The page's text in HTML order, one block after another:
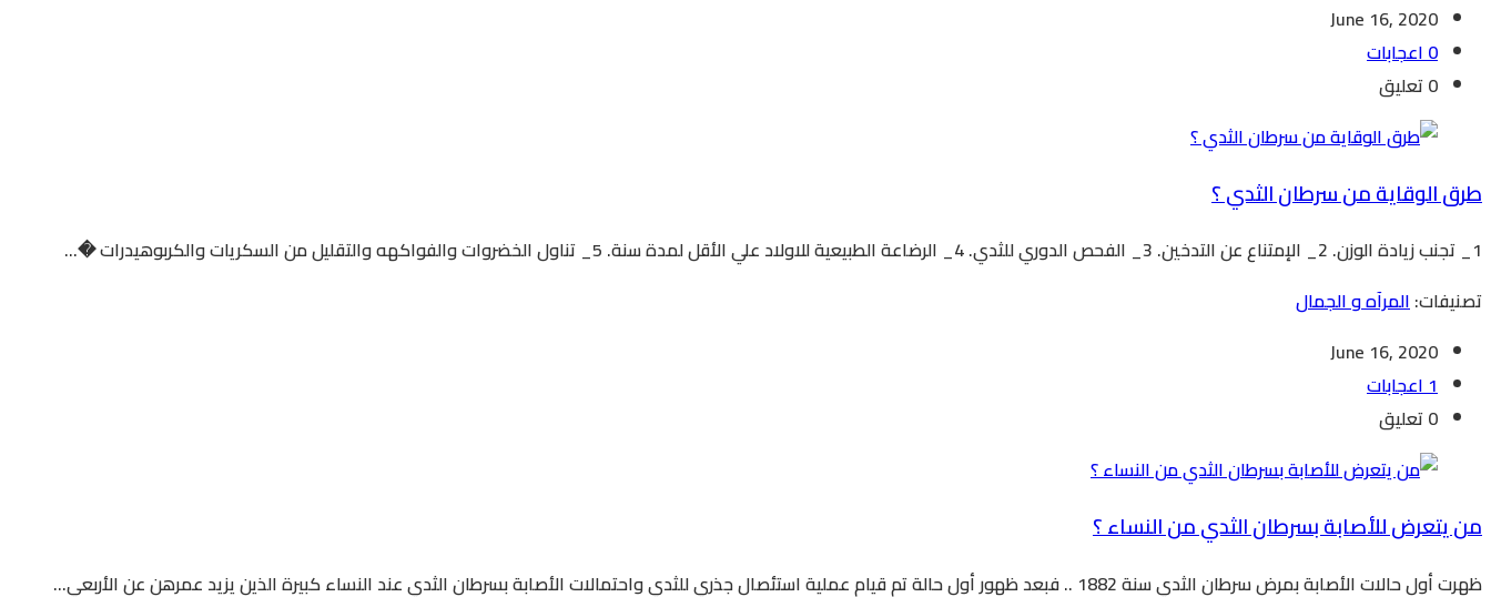
June 16, 2020
0 اعجابات
0 تعليق
طرق الوقاية من سرطان الثدي ؟
1_ تجنب زيادة الوزن. 2_ الإمتناع عن التدخين. 3_ الفحص الدوري للثدي. 4_ الرضاعة الطبيعية للاولاد علي الأقل لمدة سنة. 5_ تناول الخضروات والفواكهه والتقليل من السكريات والكربوهيدرات �...
تصنيفات:المرآه و الجمال
June 16, 2020
1 اعجابات
0 تعليق
من يتعرض للأصابة بسرطان الثدي من النساء ؟
ظهرت أول حالات الأصابة بمرض سرطان الثدي سنة 1882 .. فبعد ظهور أول حالة تم قيام عملية استئصال جذري للثدي واحتمالات الأصابة بسرطان الثدي عند النساء كبيرة الذين يزيد عمرهن عن الأربعي...